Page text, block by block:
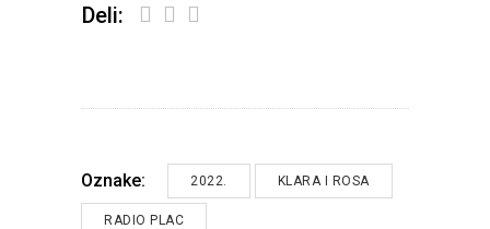
Deli:
Oznake: 2022. KLARA I ROSA
RADIO PLAC